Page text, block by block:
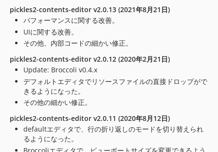
pickles2-contents-editor v2.0.13 (2021年8月21日)
パフォーマンスに関する改善。
UIに関する改善。
その他、内部コードの細かい修正。
pickles2-contents-editor v2.0.12 (2020年2月21日)
Update: Broccoli v0.4.x
デフォルトエディタでリソースファイルの直接ドロップがで
きるようになった。
その他の細かい修正。
pickles2-contents-editor v2.0.11 (2020年8月12日)
defaultエディタで、行の折り返しのモードを切り替えられ
るようになった。
Broccoliエディタで、ビューポートサイズを変更できるよう